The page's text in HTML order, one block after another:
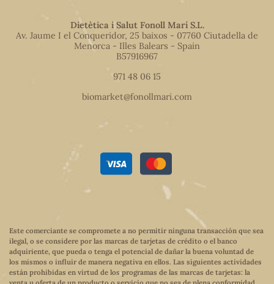
Dietètica i Salut Fonoll Marí S.L.
Av. Jaume I el Conqueridor, 25 baixos - 07760 Ciutadella de
Menorca - Illes Balears - Spain
B57916967
971 48 06 15
biomarket@fonollmari.com
Este comerciante se compromete a no permitir ninguna transacción que sea
ilegal, o se considere por las marcas de tarjetas de crédito o el banco
adquiriente, que pueda o tenga el potencial de dañar la buena voluntad de
los mismos o influir de manera negativa en ellos. Las siguientes actividades
están prohibidas en virtud de los programas de las marcas de tarjetas: la